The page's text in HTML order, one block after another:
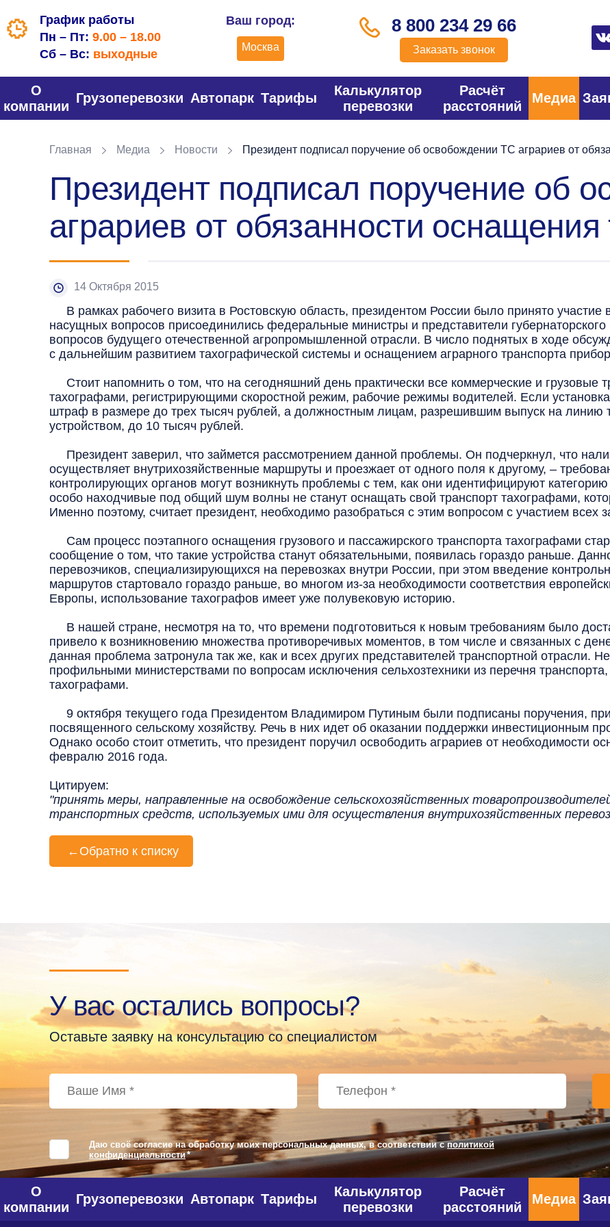
График работы
Пн – Пт: 9.00 – 18.00
Сб – Вс: выходные
Ваш город:
Москва
8 800 234 29 66
Заказать звонок
О
компании
Грузоперевозки Автопарк Тарифы
Калькулятор
перевозки
Расчёт
расстояний
Медиа
Главная Медиа Новости Президент подписал поручение об освобождении ТС аграриев от
Президент подписал поручение об
аграриев от обязанности
14 Октября 2015
В рамках рабочего визита в Ростовскую область, президентом России было принято
насущных вопросов присоединились федеральные министры и представители
вопросов будущего отечественной агропромышленной отрасли. В число поднятых в ходе
с дальнейшим развитием тахографической системы и оснащением аграрного транспорта
Стоит напомнить о том, что на сегодняшний день практически все коммерческие и грузовые
тахографами, регистрирующими скоростной режим, рабочие режимы водителей. Если
штраф в размере до трех тысяч рублей, а должностным лицам, разрешившим выпуск на линию
устройством, до 10 тысяч рублей.
Президент заверил, что займется рассмотрением данной проблемы. Он подчеркнул, что
осуществляет внутрихозяйственные маршруты и проезжает от одного поля к другому, –
контролирующих органов могут возникнуть проблемы с тем, как они идентифицируют
особо находчивые под общий шум волны не станут оснащать свой транспорт тахографами,
Именно поэтому, считает президент, необходимо разобраться с этим вопросом с участием всех
Сам процесс поэтапного оснащения грузового и пассажирского транспорта тахографами
сообщение о том, что такие устройства станут обязательными, появилась гораздо раньше.
перевозчиков, специализирующихся на перевозках внутри России, при этом введение
маршрутов стартовало гораздо раньше, во многом из-за необходимости соответствия
Европы, использование тахографов имеет уже полувековую историю.
В нашей стране, несмотря на то, что времени подготовиться к новым требованиям было
привело к возникновению множества противоречивых моментов, в том числе и связанных с
данная проблема затронула так же, как и всех других представителей транспортной отрасли.
профильными министерствами по вопросам исключения сельхозтехники из перечня
тахографами.
9 октября текущего года Президентом Владимиром Путиным были подписаны поручения,
посвященного сельскому хозяйству. Речь в них идет об оказании поддержки инвестиционным
Однако особо стоит отметить, что президент поручил освободить аграриев от необходимости
февралю 2016 года.
Цитируем:
"принять меры, направленные на освобождение сельскохозяйственных
транспортных средств, используемых ими для осуществления внутрихозяйственных
← Обратно к списку
У вас остались вопросы?
Оставьте заявку на консультацию со специалистом
Даю своё согласие на обработку моих персональных данных, в соответствии сполитикой
конфиденциальности*
О
компании
Грузоперевозки Автопарк Тарифы
Калькулятор
перевозки
Расчёт
расстояний
Медиа